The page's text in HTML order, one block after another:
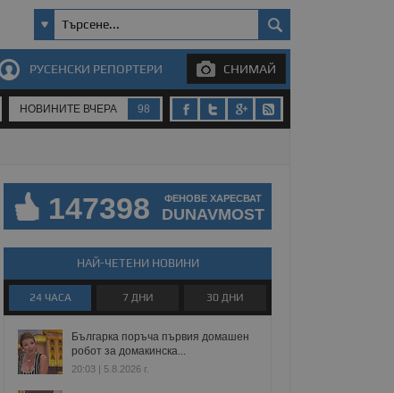
РУСЕНСКИ РЕПОРТЕРИ СНИМАЙ
НОВИНИТЕ ВЧЕРА 98
147398 ФЕНОВЕ ХАРЕСВАТ
DUNAVMOST
НАЙ-ЧЕТЕНИ НОВИНИ
24 ЧАСА 7 ДНИ 30 ДНИ
Българка поръча първия домашен
робот за домакинска...
20:03 | 5.8.2026 г.